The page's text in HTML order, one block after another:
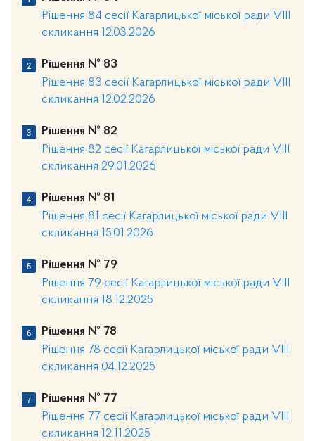
Рішення 84 сесії Кагарлицької міської ради VIII
скликання 12.03.2026
Рішення № 83
Рішення 83 сесії Кагарлицької міської ради VIII
скликання 12.02.2026
Рішення № 82
Рішення 82 сесії Кагарлицької міської ради VIII
скликання 29.01.2026
Рішення № 81
Рішення 81 сесії Кагарлицької міської ради VIII
скликання 15.01.2026
Рішення № 79
Рішення 79 сесії Кагарлицької міської ради VIII
скликання 18.12.2025
Рішення № 78
Рішення 78 сесії Кагарлицької міської ради VIII
скликання 04.12.2025
Рішення № 77
Рішення 77 сесії Кагарлицької міської ради VIII
скликання 12.11.2025